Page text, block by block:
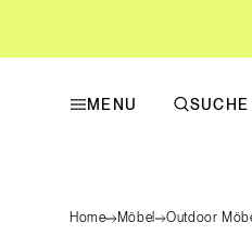
MENU SUCHE
Home Möbel Outdoor